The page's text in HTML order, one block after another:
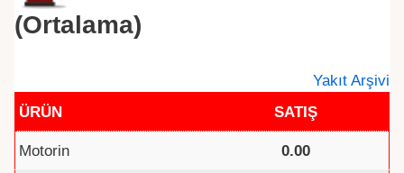
(Ortalama)
Yakıt Arşivi
ÜRÜN
SATIŞ
Motorin 0.00